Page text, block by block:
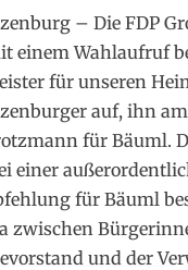
– Die FDP
einem Wahlaufruf
für unseren
auf, ihn
für Bäuml.
einer
für Bäuml
zwischen
und der